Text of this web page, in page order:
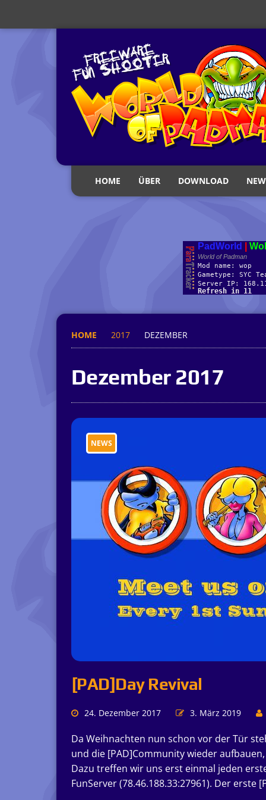
HOME ÜBER DOWNLOAD
HOME 2017 DEZEMBER
Dezember 2017
NEWS
[PAD]Day Revival
24. Dezember 2017 3. März 2019
Da Weihnachten nun schon vor der Tür
und die [PAD]Community wieder
Dazu treffen wir uns erst einmal jeden
FunServer (78.46.188.33:27961). Der erste